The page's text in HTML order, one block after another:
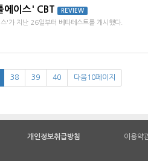
'가 지난 26일부터 베타테스트를 개시했다.
38 39 40 다음10페이지